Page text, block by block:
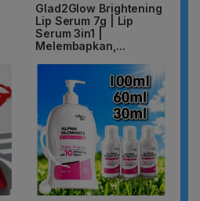
Glad2Glow Brightening
Lip Serum 7g | Lip
Serum 3in1 |
Melembapkan,...